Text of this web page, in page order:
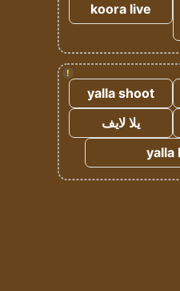
koora live
!
yalla shoot
يلا لايف
yalla